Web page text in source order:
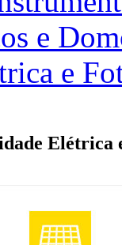
e
e
Elétrica